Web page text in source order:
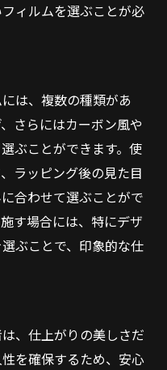
ィルムを選ぶことが必
は、複数の種類があ
さらにはカーボン風や
ぶことができます。使
ラッピング後の見た目
合わせて選ぶことがで
す場合には、特にデザ
ぶことで、印象的な仕
、仕上がりの美しさだ
を確保するため、安心